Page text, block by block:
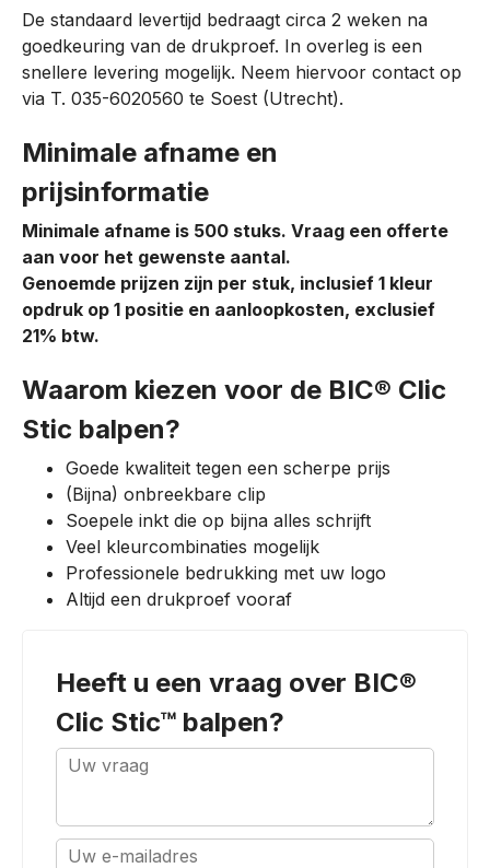
De standaard levertijd bedraagt circa 2 weken na
goedkeuring van de drukproef. In overleg is een
snellere levering mogelijk. Neem hiervoor contact op
via T. 035-6020560 te Soest (Utrecht).
Minimale afname en
prijsinformatie
Minimale afname is 500 stuks. Vraag een offerte
aan voor het gewenste aantal.
Genoemde prijzen zijn per stuk, inclusief 1 kleur
opdruk op 1 positie en aanloopkosten, exclusief
21% btw.
Waarom kiezen voor de BIC® Clic
Stic balpen?
Goede kwaliteit tegen een scherpe prijs
(Bijna) onbreekbare clip
Soepele inkt die op bijna alles schrijft
Veel kleurcombinaties mogelijk
Professionele bedrukking met uw logo
Altijd een drukproef vooraf
Heeft u een vraag over BIC®
Clic Stic™ balpen?